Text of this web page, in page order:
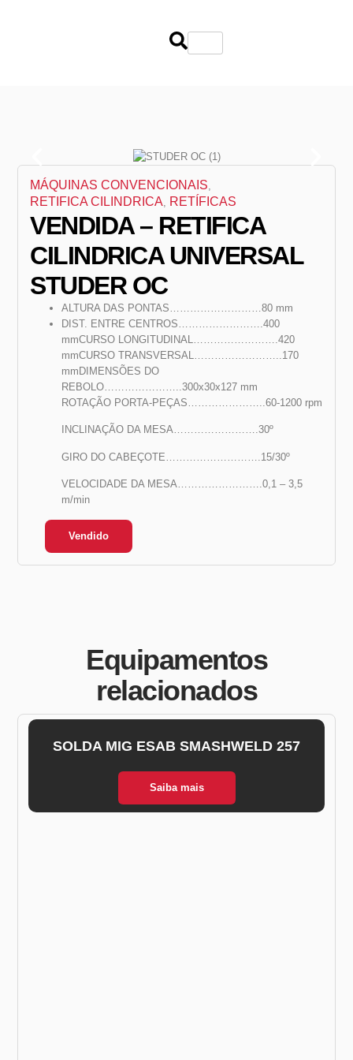
MÁQUINAS CONVENCIONAIS,
RETIFICA CILINDRICA, RETÍFICAS
VENDIDA – RETIFICA
CILINDRICA UNIVERSAL
STUDER OC
ALTURA DAS PONTAS………………………80 mm
DIST. ENTRE CENTROS…………………….400
mmCURSO LONGITUDINAL…………………….420
mmCURSO TRANSVERSAL……………………..170
mmDIMENSÕES DO
REBOLO…………………..300x30x127 mm
ROTAÇÃO PORTA-PEÇAS…………………..60-1200 rpm
INCLINAÇÃO DA MESA…………………….30º
GIRO DO CABEÇOTE……………………….15/30º
VELOCIDADE DA MESA…………………….0,1 – 3,5
m/min
Vendido
Equipamentos
relacionados
SOLDA MIG ESAB SMASHWELD 257
Saiba mais